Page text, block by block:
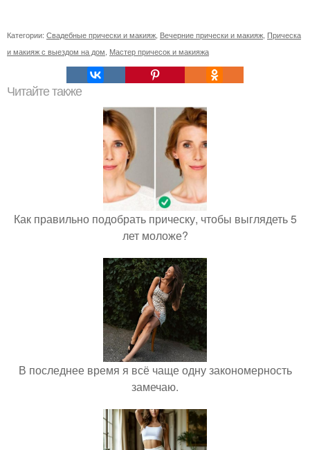
Категории: Свадебные прически и макияж Вечерние прически и макияж Прическа
и макияж с выездом на дом Мастер причесок и макияжа
Читайте также
Как правильно подобрать прическу, чтобы выглядеть 5
лет моложе?
В последнее время я всё чаще одну закономерность
замечаю.